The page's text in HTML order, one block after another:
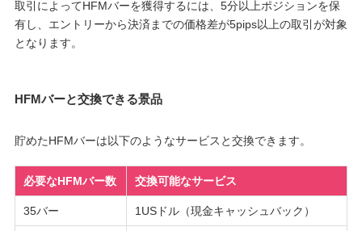
取引によってHFMバーを獲得するには、5分以上ポジションを保
有し、エントリーから決済までの価格差が5pips以上の取引が対象
となります。
HFMバーと交換できる景品
貯めたHFMバーは以下のようなサービスと交換できます。
必要なHFMバー数 交換可能なサービス
35バー 1USドル（現金キャッシュバック）